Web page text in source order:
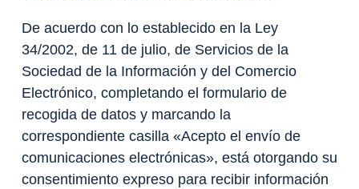
De acuerdo con lo establecido en la Ley
34/2002, de 11 de julio, de Servicios de la
Sociedad de la Información y del Comercio
Electrónico, completando el formulario de
recogida de datos y marcando la
correspondiente casilla «Acepto el envío de
comunicaciones electrónicas», está otorgando su
consentimiento expreso para recibir información